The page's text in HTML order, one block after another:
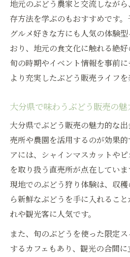
地元のぶどう農家と交流しなが
存方法を学ぶのもおすすめです。
グルメ好きな方にも人気の体験
おり、地元の食文化に触れる絶好
旬の時期やイベント情報を事前に
より充実したぶどう販売ライフを
大分県で味わうぶどう販売の
大分県でぶどう販売の魅力的な
売所や農園を活用するのが効果
アには、シャインマスカットや
を取り扱う直売所が点在していま
現地でのぶどう狩り体験は、収
ら新鮮なぶどうを手に入れるこ
れや観光客に人気です。
また、旬のぶどうを使った限定
するカフェもあり、観光の合間